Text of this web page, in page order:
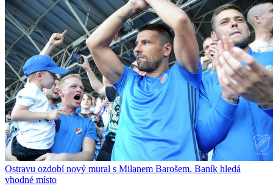
Ostravu ozdobí nový mural s Milanem Barošem. Baník hledá
vhodné místo